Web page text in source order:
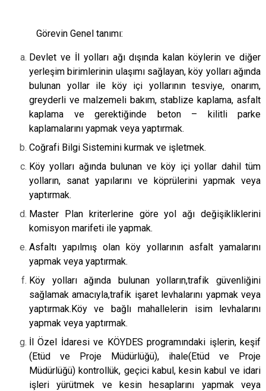
Görevin Genel tanımı:
Devlet ve İl yolları ağı dışında kalan köylerin ve diğer
yerleşim birimlerinin ulaşımı sağlayan, köy yolları ağında
bulunan yollar ile köy içi yollarının tesviye, onarım,
greyderli ve malzemeli bakım, stablize kaplama, asfalt
kaplama ve gerektiğinde beton – kilitli parke
kaplamalarını yapmak veya yaptırmak.
Coğrafi Bilgi Sistemini kurmak ve işletmek.
Köy yolları ağında bulunan ve köy içi yollar dahil tüm
yolların, sanat yapılarını ve köprülerini yapmak veya
yaptırmak.
Master Plan kriterlerine göre yol ağı değişikliklerini
komisyon marifeti ile yapmak.
Asfaltı yapılmış olan köy yollarının asfalt yamalarını
yapmak veya yaptırmak.
Köy yolları ağında bulunan yolların,trafik güvenliğini
sağlamak amacıyla,trafik işaret levhalarını yapmak veya
yaptırmak.Köy ve bağlı mahallelerin isim levhalarını
yapmak veya yaptırmak.
İl Özel İdaresi ve KÖYDES programındaki işlerin, keşif
(Etüd ve Proje Müdürlüğü), ihale(Etüd ve Proje
Müdürlüğü) kontrollük, geçici kabul, kesin kabul ve idari
işleri yürütmek ve kesin hesaplarını yapmak veya